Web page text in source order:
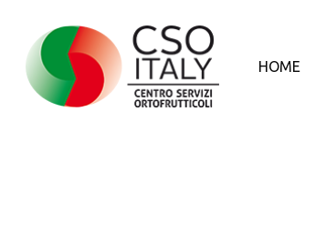
main
content
HOME